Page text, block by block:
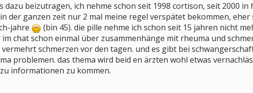
dazu beizutragen, ich nehme schon seit 1998 cortison, seit 2000
der ganzen zeit nur 2 mal meine regel verspätet bekommen,
jahre
(bin 45). die pille nehme ich schon seit 15 jahren nicht
chat schon einmal über zusammenhänge mit rheuma und
schmerzen vor den tagen. und es gibt bei
problemen. das thema wird beid en ärzten wohl etwas
informationen zu kommen.